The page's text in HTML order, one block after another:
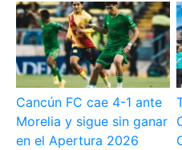
Cancún FC cae 4-1 ante
Morelia y sigue sin ganar
en el Apertura 2026